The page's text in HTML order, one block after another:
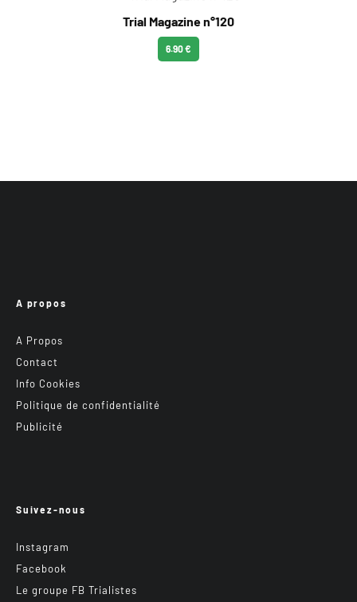
Trial Magazine n°120
6.90 €
A propos
A Propos
Contact
Info Cookies
Politique de confidentialité
Publicité
Suivez-nous
Instagram
Facebook
Le groupe FB Trialistes